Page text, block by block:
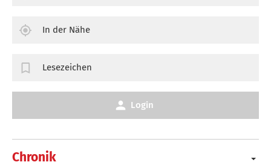
Chronik
In der Nähe
Lesezeichen
Login